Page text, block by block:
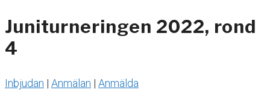
Juniturneringen 2022, rond
4
Inbjudan | Anmälan | Anmälda